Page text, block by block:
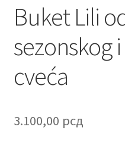
Cveće
Delivery
Destilati
FAQ
Buket Lili
sezonskog
cveća
3.100,00 рсд